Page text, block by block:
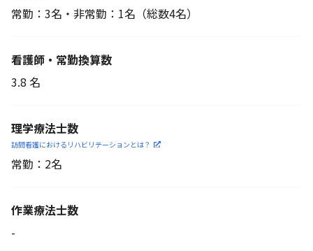
常勤：3名・非常勤：1名 （総数4名）
看護師・常勤換算数
3.8 名
理学療法士数
訪問看護におけるリハビリ テーションとは？
常勤：2名
作業療法士数
-